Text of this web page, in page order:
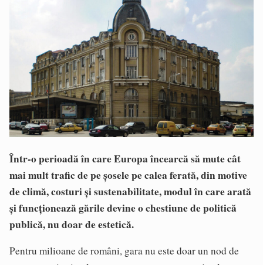
Într-o perioadă în care Europa încearcă să mute cât
mai mult trafic de pe șosele pe calea ferată, din motive
de climă, costuri și sustenabilitate, modul în care arată
și funcționează gările devine o chestiune de politică
publică, nu doar de estetică.
Pentru milioane de români, gara nu este doar un nod de